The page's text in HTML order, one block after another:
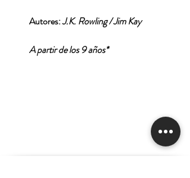
Autores:J.K. Rowling / Jim Kay
*A partir de los 9 años